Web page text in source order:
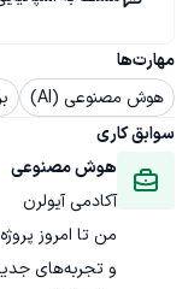
مهارت‌ها
هوش مصنوعی (AI)
سوابق کاری
هوش مصنوعی
آکادمی آیولرن
و